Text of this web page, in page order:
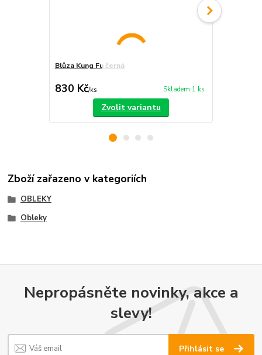
Blůza Kung Fu černá
830 Kč/ks Skladem 1 ks
Zvolit variantu
Zboží zařazeno v kategoriích
OBLEKY
Obleky
Nepropásněte novinky, akce a
slevy!
Přihlásit se